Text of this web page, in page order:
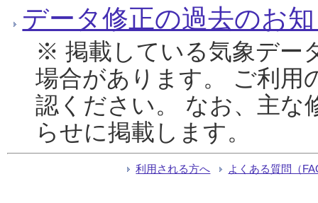
データ修正の過去のお
※ 掲載している気象デー
場合があります。 ご利用
認ください。 なお、主な
らせに掲載します。
利用される方へ よくある質問（